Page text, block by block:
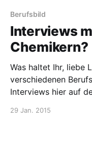
Berufsbild
Interviews
Chemikern?
Was haltet Ihr, liebe
verschiedenen
Interviews hier auf
29 Jan. 2015